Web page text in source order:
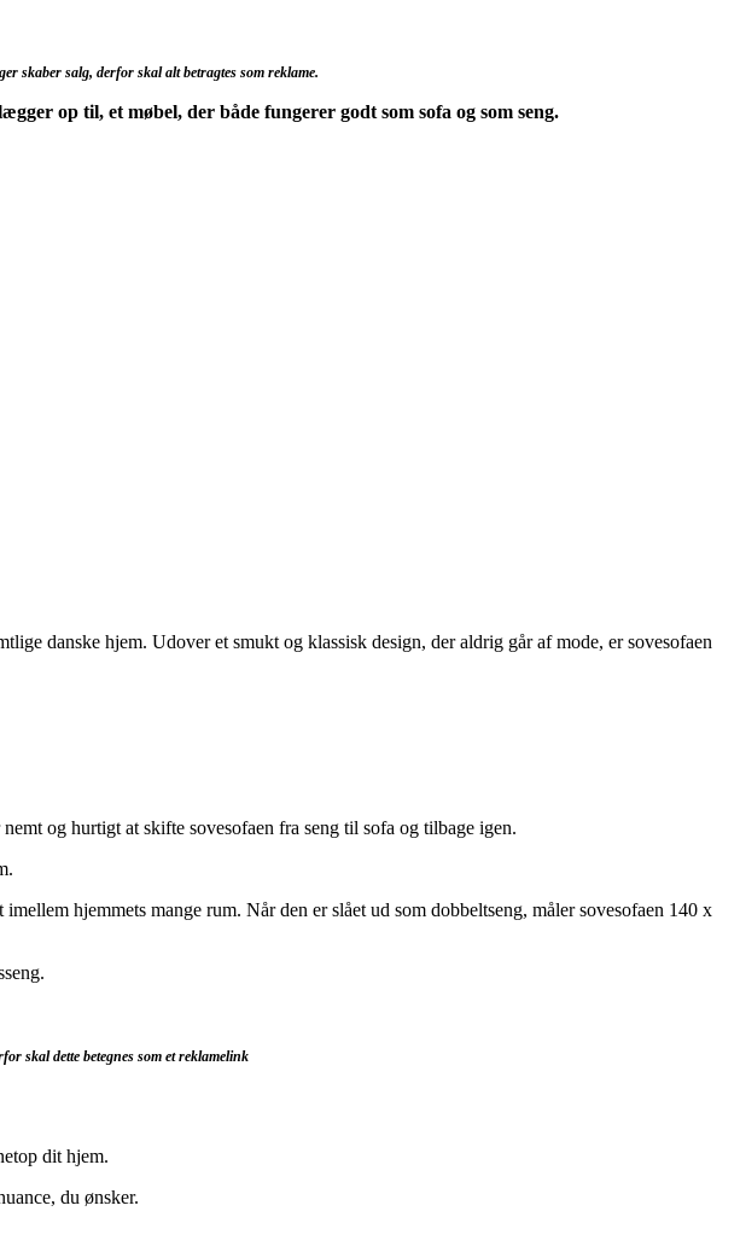
skaber salg, derfor skal alt betragtes som reklame.
op til, et møbel, der både fungerer godt som sofa og som seng.
danske hjem. Udover et smukt og klassisk design, der aldrig går af mode, er sovesofaen
og hurtigt at skifte sovesofaen fra seng til sofa og tilbage igen.
hjemmets mange rum. Når den er slået ud som dobbeltseng, måler sovesofaen 140 x
skal dette betegnes som et reklamelink
dit hjem.
du ønsker.